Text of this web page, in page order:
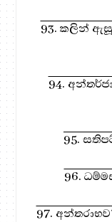
93. කලින්
94.
95.
96.
97.